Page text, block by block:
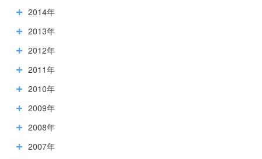
2014年
2013年
2012年
2011年
2010年
2009年
2008年
2007年